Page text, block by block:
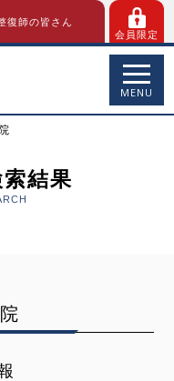
復師の皆さん
会員限定
MENU
結果